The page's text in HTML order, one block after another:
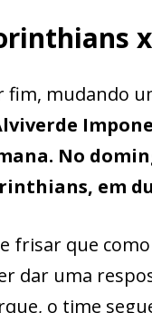
fim, mudando
No
em
frisar que
dar uma
o time